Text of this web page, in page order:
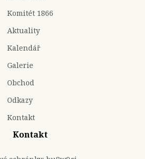
Komitét 1866
Aktuality
Kalendář
Galerie
Obchod
Odkazy
Kontakt
Kontakt